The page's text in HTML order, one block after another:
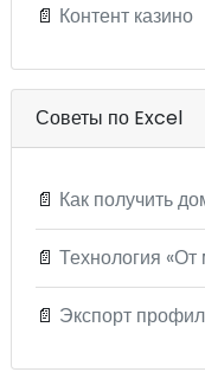
📄 Контент казино
Советы по Excel
📄 Как получить
📄 Технология «От
📄 Экспорт